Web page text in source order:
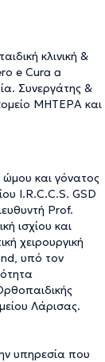
και στην
Lugano –
Denti. Αμέσως
διορίστηκε ως
Surgery Unit
Μιλάνο, Ιταλία
Ξεκίνησε την
με έμμισθη
Καθηγητή Prof
Chieti – Italy στο
Prof.
ομιλίες και
"Ιατρικό
ιδιωτικό
κλινική &
e Cura a
Συνεργάτης &
ΜΗΤΕΡΑ και
ώμου και γόνατος
I.R.C.C.S. GSD
Prof.
ισχίου και
χειρουργική
υπό τον
Λάρισας.
υπηρεσία που